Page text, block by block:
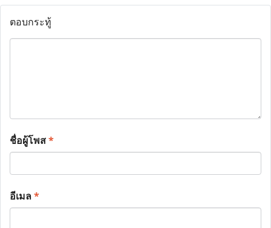
ตอบกระทู้
ชื่อผู้โพส*
อีเมล*